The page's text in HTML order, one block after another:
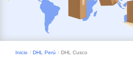
Inicio DHL Perú DHL Cusco